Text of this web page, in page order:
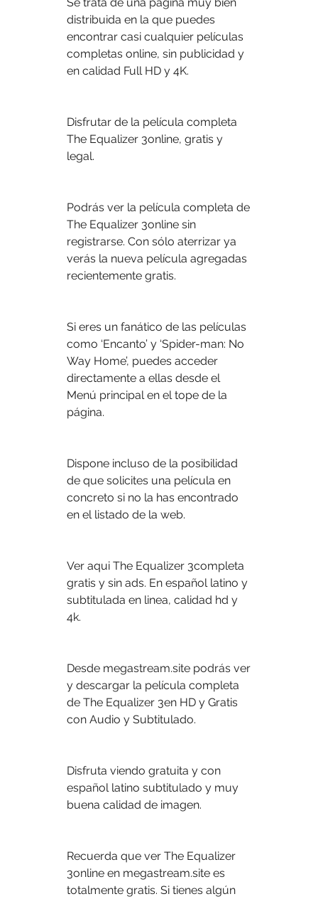
distribuida en la que puedes
encontrar casi cualquier películas
completas online, sin publicidad y
en calidad Full HD y 4K.
Disfrutar de la película completa
The Equalizer 3online, gratis y
legal.
Podrás ver la película completa de
The Equalizer 3online sin
registrarse. Con sólo aterrizar ya
verás la nueva película agregadas
recientemente gratis.
Si eres un fanático de las películas
como ‘Encanto’ y ‘Spider-man: No
Way Home’, puedes acceder
directamente a ellas desde el
Menú principal en el tope de la
página.
Dispone incluso de la posibilidad
de que solicites una película en
concreto si no la has encontrado
en el listado de la web.
Ver aqui The Equalizer 3completa
gratis y sin ads. En español latino y
subtitulada en linea, calidad hd y
4k.
Desde megastream.site podrás ver
y descargar la película completa
de The Equalizer 3en HD y Gratis
con Audio y Subtitulado.
Disfruta viendo gratuita y con
español latino subtitulado y muy
buena calidad de imagen.
Recuerda que ver The Equalizer
3online en megastream.site es
totalmente gratis. Si tienes algún